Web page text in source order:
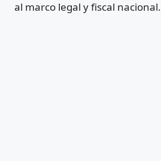
al marco legal y fiscal nacional.